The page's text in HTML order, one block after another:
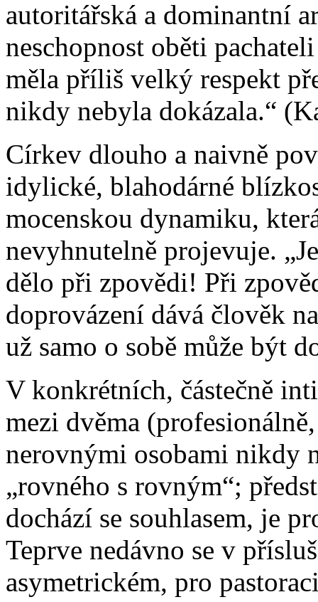
autoritářská a dominantní
neschopnost oběti
měla příliš velký respekt
nikdy nebyla dokázala.“
Církev dlouho a naivně
idylické, blahodárné
mocenskou dynamiku,
nevyhnutelně projevuje.
dělo při zpovědi! Při
doprovázení dává člověk
už samo o sobě může být
V konkrétních, částečně
mezi dvěma
nerovnými osobami nikdy
„rovného s rovným“;
dochází se souhlasem, je
Teprve nedávno se v
asymetrickém, pro